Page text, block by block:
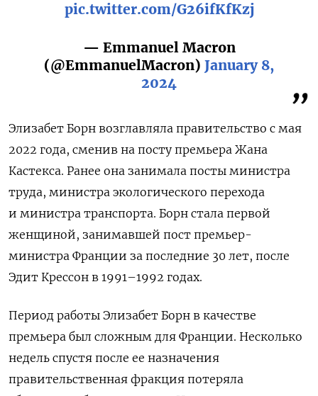
pic.twitter.com/G26ifKfKzj
— Emmanuel Macron
(@EmmanuelMacron) January 8,
2024
Элизабет Борн возглавляла правительство с мая
2022 года, сменив на посту премьера Жана
Кастекса. Ранее она занимала посты министра
труда, министра экологического перехода
и министра транспорта. Борн стала первой
женщиной, занимавшей пост премьер-
министра Франции за последние 30 лет, после
Эдит Крессон в 1991–1992 годах.
Период работы Элизабет Борн в качестве
премьера был сложным для Франции. Несколько
недель спустя после ее назначения
правительственная фракция потеряла